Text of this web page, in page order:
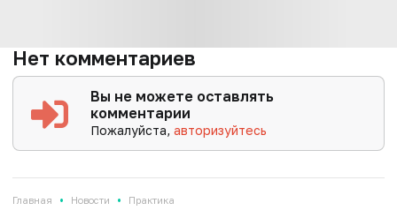
Нет комментариев
Вы не можете оставлять
комментарии
Пожалуйста,авторизуйтесь
Главная • Новости • Практика